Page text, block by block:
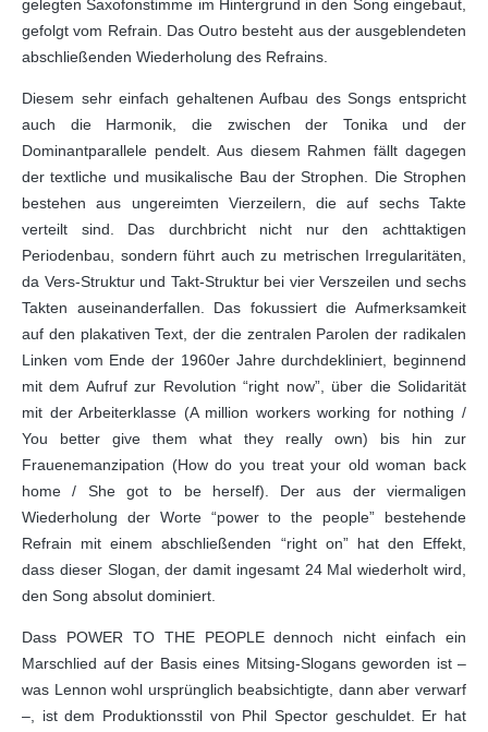
gelegten Saxofonstimme im Hintergrund in den Song eingebaut,
gefolgt vom Refrain. Das Outro besteht aus der ausgeblendeten
abschließenden Wiederholung des Refrains.
Diesem sehr einfach gehaltenen Aufbau des Songs entspricht
auch die Harmonik, die zwischen der Tonika und der
Dominantparallele pendelt. Aus diesem Rahmen fällt dagegen
der textliche und musikalische Bau der Strophen. Die Strophen
bestehen aus ungereimten Vierzeilern, die auf sechs Takte
verteilt sind. Das durchbricht nicht nur den achttaktigen
Periodenbau, sondern führt auch zu metrischen Irregularitäten,
da Vers-Struktur und Takt-Struktur bei vier Verszeilen und sechs
Takten auseinanderfallen. Das fokussiert die Aufmerksamkeit
auf den plakativen Text, der die zentralen Parolen der radikalen
Linken vom Ende der 1960er Jahre durchdekliniert, beginnend
mit dem Aufruf zur Revolution “right now”, über die Solidarität
mit der Arbeiterklasse (A million workers working for nothing /
You better give them what they really own) bis hin zur
Frauenemanzipation (How do you treat your old woman back
home / She got to be herself). Der aus der viermaligen
Wiederholung der Worte “power to the people” bestehende
Refrain mit einem abschließenden “right on” hat den Effekt,
dass dieser Slogan, der damit ingesamt 24 Mal wiederholt wird,
den Song absolut dominiert.
Dass POWER TO THE PEOPLE dennoch nicht einfach ein
Marschlied auf der Basis eines Mitsing-Slogans geworden ist –
was Lennon wohl ursprünglich beabsichtigte, dann aber verwarf
–, ist dem Produktionsstil von Phil Spector geschuldet. Er hat